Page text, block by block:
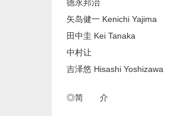
德永邦治
矢岛健一 Kenichi Yajima
田中圭 Kei Tanaka
中村让
吉泽悠 Hisashi Yoshizawa
◎简 介